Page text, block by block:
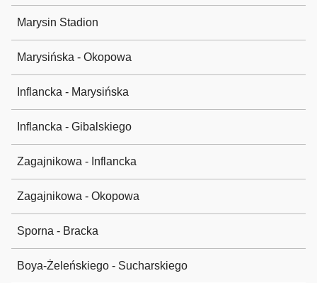
Marysin Stadion
Marysińska - Okopowa
Inflancka - Marysińska
Inflancka - Gibalskiego
Zagajnikowa - Inflancka
Zagajnikowa - Okopowa
Sporna - Bracka
Boya-Żeleńskiego - Sucharskiego